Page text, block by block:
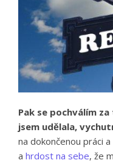
Pak se pochválím
jsem udělala,
na dokončenou práci
a hrdost na sebe, že